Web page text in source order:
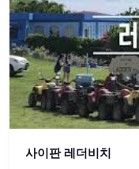
사이판 레더비치